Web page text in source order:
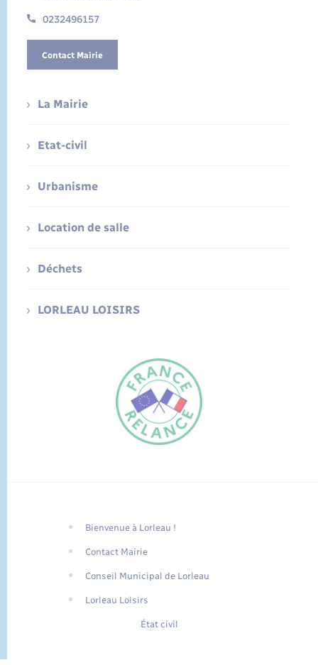
Traduction du
FR
0232496157
Contact Mairie
La Mairie
Etat-civil
Urbanisme
Location de salle
Déchets
LORLEAU LOISIRS
Bienvenue à Lorleau !
Contact Mairie
Conseil Municipal de Lorleau
Lorleau Loisirs
État civil